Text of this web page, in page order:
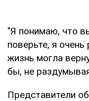
"Я понимаю, что
поверьте, я
жизнь могла
бы, не
Представители